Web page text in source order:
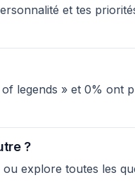
et tes
legends » et 0% ont
?
explore toutes les